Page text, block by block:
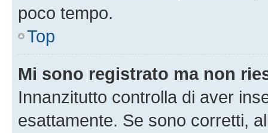
poco tempo.
Top
Mi sono registrato ma non
Innanzitutto controlla di aver
esattamente. Se sono corretti,